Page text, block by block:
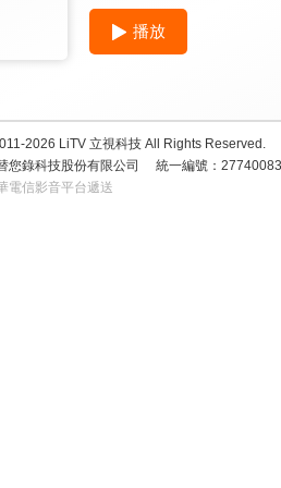
播放
2026 LiTV 立視科技 All Rights Reserved.
您錄科技股份有限公司
統一編號：
電信影音平台遞送